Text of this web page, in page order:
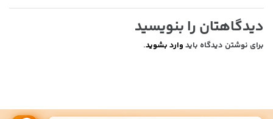
دیدگاهتان را بنویسید
برای نوشتن دیدگاه باید وارد بشوید.